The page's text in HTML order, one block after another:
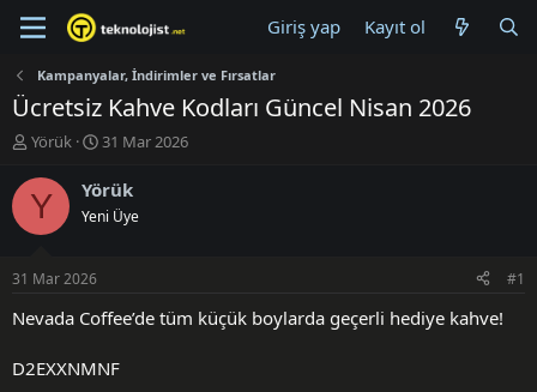
Giriş yap Kayıt ol
Kampanyalar, İndirimler ve Fırsatlar
Ücretsiz Kahve Kodları Güncel Nisan 2026
K
n
u
B
a
ş
t
Yörük
B
ş
a
ç
r
31 Mar 2026
Y Yörük
Yeni Üye
31 Mar 2026 #1
Nevada Coffee’de tüm küçük boylarda geçerli hediye kahve!
D2EXXNMNF